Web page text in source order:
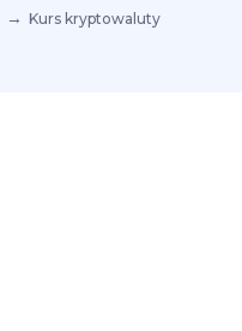
Kurs kryptowaluty